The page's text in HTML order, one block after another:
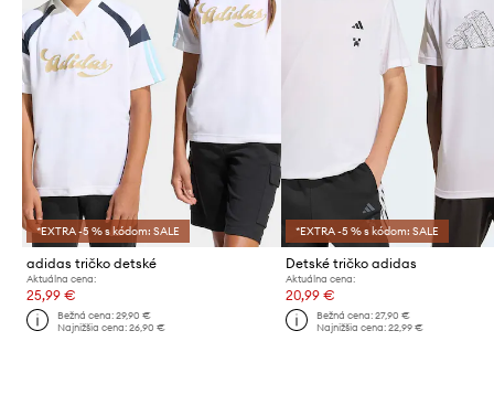
*EXTRA -5 % s kódom: SALE
adidas tričko detské
Aktuálna cena:
25,99 €
Bežná cena:29,90 €
Najnižšia cena:26,90 €
*EXTRA -5 % s kódom: SALE
Detské tričko adidas
Aktuálna cena:
20,99 €
Bežná cena: 27,90 €
Najnižšia cena: 22,99 €